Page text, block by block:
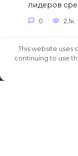
лидеров
0 2,1к.
© 2026
This website uses
continuing to use